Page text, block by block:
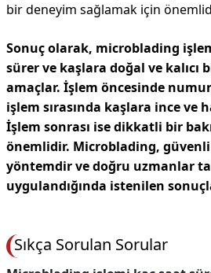
bir deneyim sağlamak için
Sonuç olarak, microblading
sürer ve kaşlara doğal ve kalıcı
amaçlar. İşlem öncesinde
işlem sırasında kaşlara ince ve
İşlem sonrası ise dikkatli bir
önemlidir. Microblading,
yöntemdir ve doğru uzmanlar
uygulandığında istenilen
Sıkça Sorulan Sorular